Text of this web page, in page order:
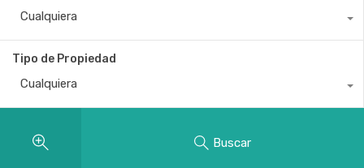
Cualquiera
Tipo de Propiedad
Cualquiera
Buscar